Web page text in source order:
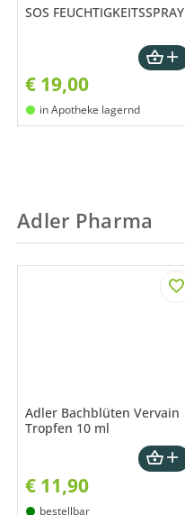
SOS FEUCHTIGKEITSSPRAY
€ 19,00
in Apotheke lagernd
Adler Pharma
Adler Bachblüten Vervain
Tropfen 10 ml
€ 11,90
bestellbar